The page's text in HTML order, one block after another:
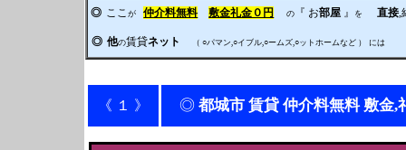
◎ ここが 仲介料無料 敷金礼金０円 の 『 お部屋 』 を 直接,
◎ 他の賃貸ネット （ ○パマン,○イブル,○ームズ,○ットホームなど ） には
《 １ 》 ◎ 都城市 賃貸 仲介料無料 敷金,